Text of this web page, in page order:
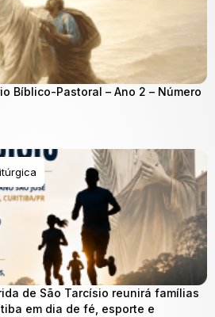
Bíblico-Pastoral – Ano 2 – Número
de São Tarcísio reunirá famílias
em dia de fé, esporte e